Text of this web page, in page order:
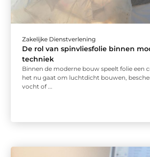
Zakelijke Dienstverlening
De rol van spinvliesfolie binnen
techniek
Binnen de moderne bouw speelt folie een
het nu gaat om luchtdicht bouwen,
vocht of ...